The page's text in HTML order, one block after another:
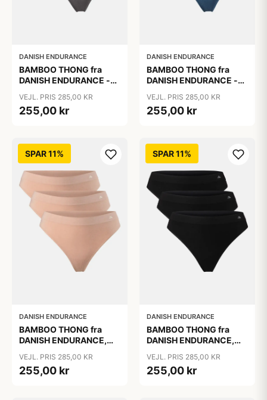
DANISH ENDURANCE
BAMBOO THONG fra
DANISH ENDURANCE -
3-Pak
VEJL. PRIS 285,00 KR
255,00 kr
DANISH ENDURANCE
BAMBOO THONG fra
DANISH ENDURANCE -
3-Pak
VEJL. PRIS 285,00 KR
255,00 kr
SPAR 11%
DANISH ENDURANCE
BAMBOO THONG fra
DANISH ENDURANCE,
Bambusviskose, 1-års
Anti-Hul Garanti, Oeko-
VEJL. PRIS 285,00 KR
255,00 kr
SPAR 11%
DANISH ENDURANCE
BAMBOO THONG fra
DANISH ENDURANCE,
VEJL. PRIS 285,00 KR
255,00 kr